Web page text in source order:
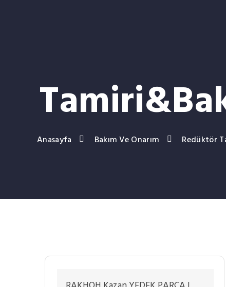
Anasayfa Bakım Ve Onarım Redüktör